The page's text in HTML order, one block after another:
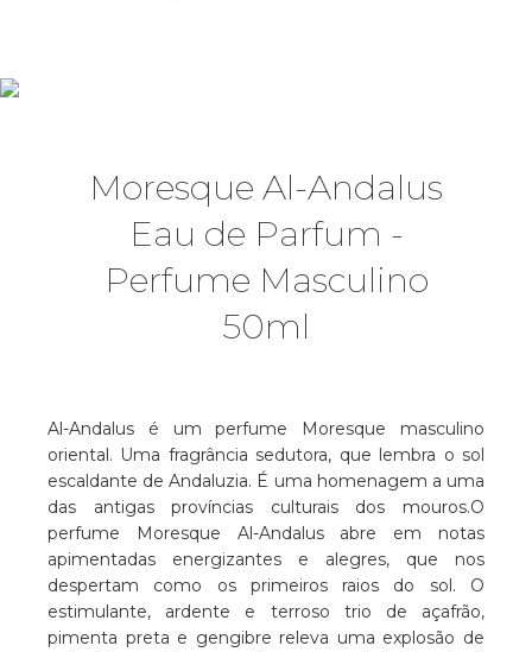
Moresque Al-Andalus
Eau de Parfum -
Perfume Masculino
50ml
Al-Andalus é um perfume Moresque masculino
oriental. Uma fragrância sedutora, que lembra o sol
escaldante de Andaluzia. É uma homenagem a uma
das antigas províncias culturais dos mouros.O
perfume Moresque Al-Andalus abre em notas
apimentadas energizantes e alegres, que nos
despertam como os primeiros raios do sol. O
estimulante, ardente e terroso trio de açafrão,
pimenta preta e gengibre releva uma explosão de